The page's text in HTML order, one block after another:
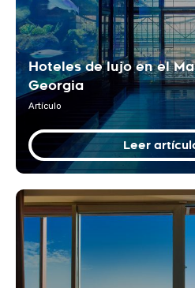
Hoteles de lujo en el
Georgia
Artículo
Leer